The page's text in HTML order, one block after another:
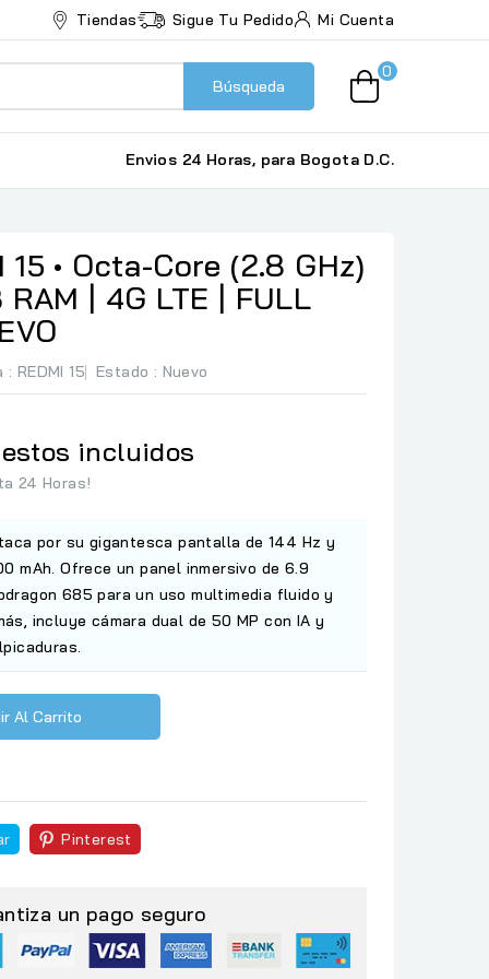
Tiendas Sigue Tu Pedido Mi Cuenta
Búsqueda
0
Envios 24 Horas, para Bogota D.C.
15 • Octa-Core (2.8 GHz)
| 4G LTE | FULL
: REDMI 15 Estado : Nuevo
incluidos
24 Horas!
por su gigantesca pantalla de 144 Hz y
mAh. Ofrece un panel inmersivo de 6.9
685 para un uso multimedia fluido y
incluye cámara dual de 50 MP con IA y
Al Carrito
Pinterest
un pago seguro